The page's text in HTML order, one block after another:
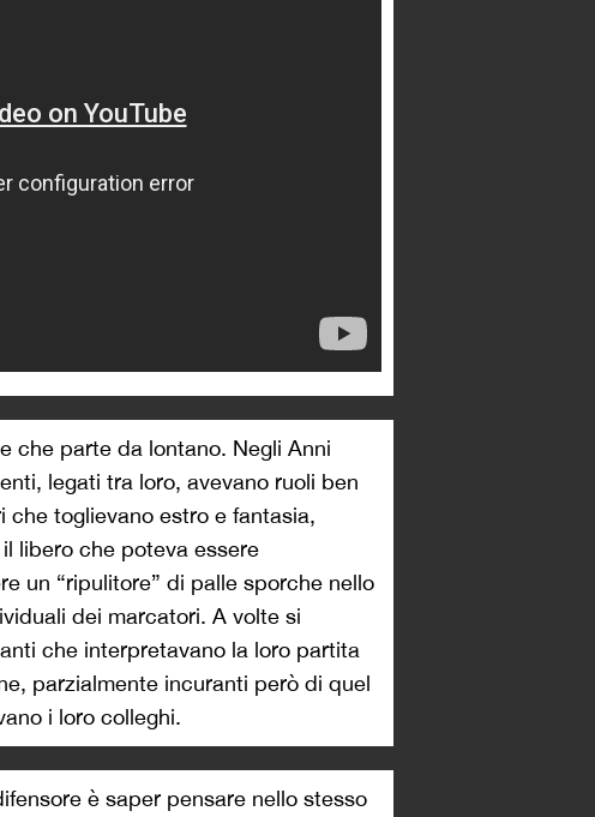
che parte da lontano. Negli Anni
legati tra loro, avevano ruoli ben
che toglievano estro e fantasia,
libero che poteva essere
un “ripulitore” di palle sporche nello
dei marcatori. A volte si
che interpretavano la loro partita
parzialmente incuranti però di quel
i loro colleghi.
è saper pensare nello stesso